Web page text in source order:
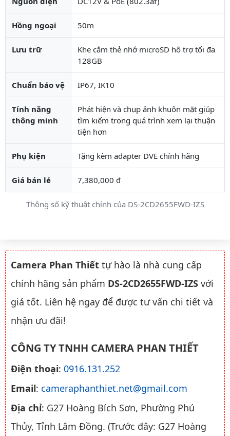
Thông số kỹ thuật chính của DS-2CD2655FWD-IZS
Hồng ngoại 50m
Lưu trữ
Khe cắm thẻ nhớ microSD hỗ trợ tối đa
128GB
Chuẩn bảo vệ IP67, IK10
Tính năng
thông minh
Phát hiện và chụp ảnh khuôn mặt giúp
tìm kiếm trong quá trình xem lại thuận
tiện hơn
Phụ kiện Tặng kèm adapter DVE chính hãng
Giá bán lẻ 7,380,000 đ
Camera Phan Thiết tự hào là nhà cung cấp
chính hãng sản phẩm DS-2CD2655FWD-IZS với
giá tốt. Liên hệ ngay để được tư vấn chi tiết và
nhận ưu đãi!
CÔNG TY TNHH CAMERA PHAN THIẾT
Điện thoại: 0916.131.252
Email: cameraphanthiet.net@gmail.com
Địa chỉ: G27 Hoàng Bích Sơn, Phường Phú
Thủy, Tỉnh Lâm Đồng. (Trước đây: G27 Hoàng